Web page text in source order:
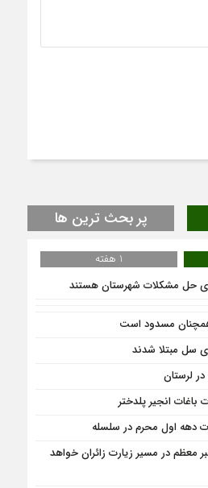
پر بحث ترین ها
1 هفته
حل مشکلات شهرستان هستند
باغات انجیر پلدختر
دهه اول محرم در سلسله
معظم در مسیر زیارت زائران خواهد